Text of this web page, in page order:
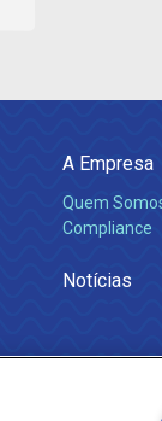
A Empresa
Quem
Compliance
Notícias